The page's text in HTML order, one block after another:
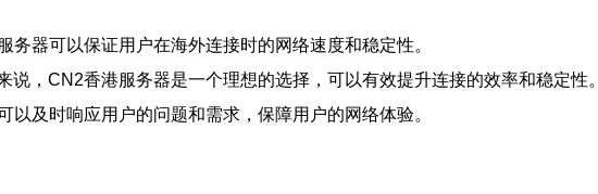
器可以保证用户在海外连接时的网络速度和稳定性。
，CN2香港服务器是一个理想的选择，可以有效提升连接的效率和稳定性。
及时响应用户的问题和需求，保障用户的网络体验。